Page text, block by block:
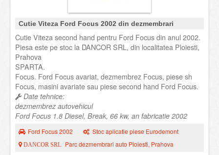
Cutie Viteza Ford Focus 2002 din dezmembrari
Cutie Viteza second hand pentru Ford Focus din anul 2002.
Piesa este pe stoc la DANCOR SRL, din localitatea Ploiesti,
Prahova
SPARTA.
Focus. Ford Focus avariat, dezmembrez Focus, piese sh
Focus, masini avariate sau piese second hand Ford Focus.
Date tehnice:
dezmembrez autovehicul
Ford Focus 1.8 Diesel, Break, 66 kw, an fabricatie 2002
Ford Focus 2002 Stoc aplicatie piese Eurodemont
DANCOR SRL Parc dezmembrari auto Ploiesti, Prahova